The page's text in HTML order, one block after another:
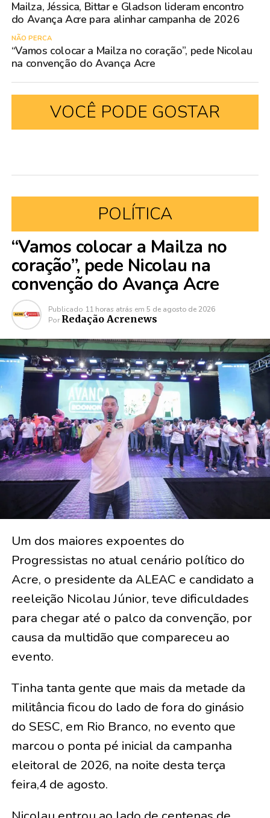
Mailza, Jéssica, Bittar e Gladson lideram encontro
do Avança Acre para alinhar campanha de 2026
NÃO PERCA
“Vamos colocar a Mailza no coração”, pede Nicolau
na convenção do Avança Acre
VOCÊ PODE GOSTAR
POLÍTICA
“Vamos colocar a Mailza no
coração”, pede Nicolau na
convenção do Avança Acre
Publicado 11 horas atrás em 5 de agosto de 2026
Por Redação Acrenews
Um dos maiores expoentes do
Progressistas no atual cenário político do
Acre, o presidente da ALEAC e candidato a
reeleição Nicolau Júnior, teve dificuldades
para chegar até o palco da convenção, por
causa da multidão que compareceu ao
evento.
Tinha tanta gente que mais da metade da
militância ficou do lado de fora do ginásio
do SESC, em Rio Branco, no evento que
marcou o ponta pé inicial da campanha
eleitoral de 2026, na noite desta terça
feira,4 de agosto.